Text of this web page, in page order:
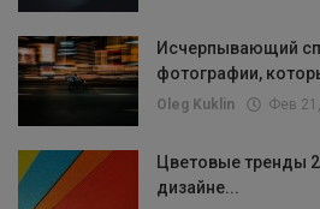
Исчерпывающий
фотографии,
Oleg Kuklin Фев
Цветовые тренды
дизайне...